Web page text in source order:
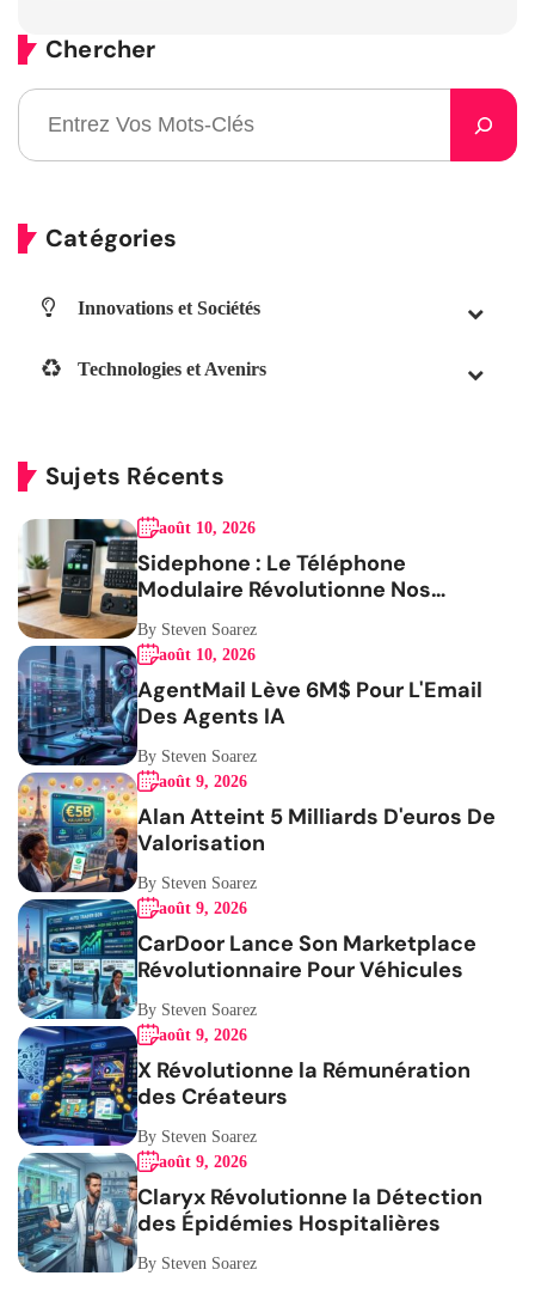
Chercher
Catégories
Innovations et Sociétés
Technologies et Avenirs
Sujets Récents
août 10, 2026
Sidephone : Le Téléphone
Modulaire Révolutionne Nos
Habitudes
By Steven Soarez
août 10, 2026
AgentMail Lève 6M$ Pour L'Email
Des Agents IA
By Steven Soarez
août 9, 2026
Alan Atteint 5 Milliards D'euros De
Valorisation
By Steven Soarez
août 9, 2026
CarDoor Lance Son Marketplace
Révolutionnaire Pour Véhicules
By Steven Soarez
août 9, 2026
X Révolutionne la Rémunération
des Créateurs
By Steven Soarez
août 9, 2026
Claryx Révolutionne la Détection
des Épidémies Hospitalières
By Steven Soarez